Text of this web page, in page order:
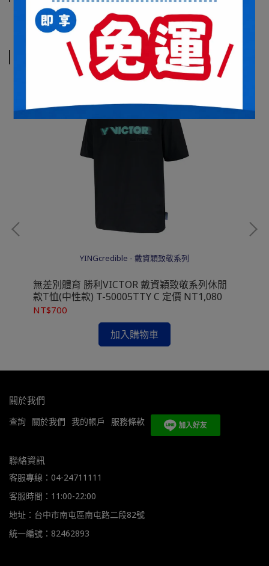
YINGcredible - 戴資穎致敬系列
無差別體育 勝利VICTOR 戴資穎致敬系列休閒
款T恤(中性款) T-50005TTY C 定價 NT1,080
NT$700
加入購物車
關於我們
查詢 關於我們 我的帳戶 服務條款
聯絡資訊
客服專線：04-24711111
客服時間：11:00-22:00
地址：台中市南屯區南屯路二段82號
統一編號：82462893